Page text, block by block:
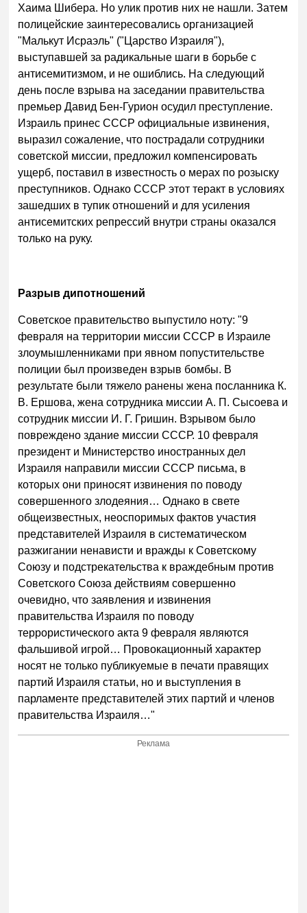
Хаима Шибера. Но улик против них не нашли. Затем
полицейские заинтересовались организацией
"Малькут Исраэль" ("Царство Израиля"),
выступавшей за радикальные шаги в борьбе с
антисемитизмом, и не ошиблись. На следующий
день после взрыва на заседании правительства
премьер Давид Бен-Гурион осудил преступление.
Израиль принес СССР официальные извинения,
выразил сожаление, что пострадали сотрудники
советской миссии, предложил компенсировать
ущерб, поставил в известность о мерах по розыску
преступников. Однако СССР этот теракт в условиях
зашедших в тупик отношений и для усиления
антисемитских репрессий внутри страны оказался
только на руку.
Разрыв дипотношений
Советское правительство выпустило ноту: "9
февраля на территории миссии СССР в Израиле
злоумышленниками при явном попустительстве
полиции был произведен взрыв бомбы. В
результате были тяжело ранены жена посланника К.
В. Ершова, жена сотрудника миссии А. П. Сысоева и
сотрудник миссии И. Г. Гришин. Взрывом было
повреждено здание миссии СССР. 10 февраля
президент и Министерство иностранных дел
Израиля направили миссии СССР письма, в
которых они приносят извинения по поводу
совершенного злодеяния… Однако в свете
общеизвестных, неоспоримых фактов участия
представителей Израиля в систематическом
разжигании ненависти и вражды к Советскому
Союзу и подстрекательства к враждебным против
Советского Союза действиям совершенно
очевидно, что заявления и извинения
правительства Израиля по поводу
террористического акта 9 февраля являются
фальшивой игрой… Провокационный характер
носят не только публикуемые в печати правящих
партий Израиля статьи, но и выступления в
парламенте представителей этих партий и членов
правительства Израиля…"
Реклама